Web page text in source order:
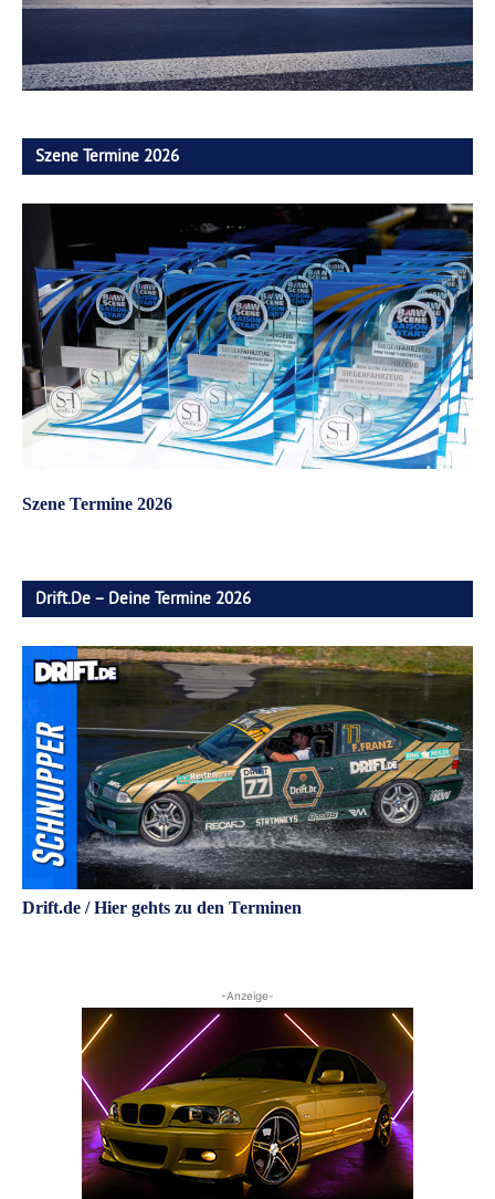
Szene Termine 2026
Szene Termine 2026
Drift.de – Deine Termine 2026
Drift.de / Hier gehts zu den Terminen
-Anzeige-